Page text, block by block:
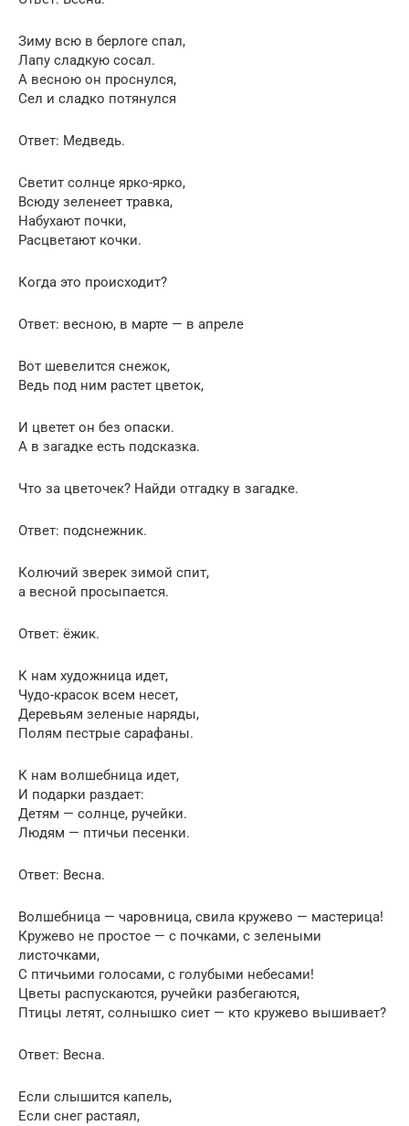
Зиму всю в берлоге спал,
Лапу сладкую сосал.
А весною он проснулся,
Сел и сладко потянулся
Ответ: Медведь.
Светит солнце ярко-ярко,
Всюду зеленеет травка,
Набухают почки,
Расцветают кочки.
Когда это происходит?
Ответ: весною, в марте — в апреле
Вот шевелится снежок,
Ведь под ним растет цветок,
И цветет он без опаски.
А в загадке есть подсказка.
Что за цветочек? Найди отгадку в загадке.
Ответ: подснежник.
Колючий зверек зимой спит,
а весной просыпается.
Ответ: ёжик.
К нам художница идет,
Чудо-красок всем несет,
Деревьям зеленые наряды,
Полям пестрые сарафаны.
К нам волшебница идет,
И подарки раздает:
Детям — солнце, ручейки.
Людям — птичьи песенки.
Ответ: Весна.
Волшебница — чаровница, свила кружево — мастерица!
Кружево не простое — с почками, с зелеными
листочками,
С птичьими голосами, с голубыми небесами!
Цветы распускаются, ручейки разбегаются,
Птицы летят, солнышко сиет — кто кружево вышивает?
Ответ: Весна.
Если слышится капель,
Если снег растаял,